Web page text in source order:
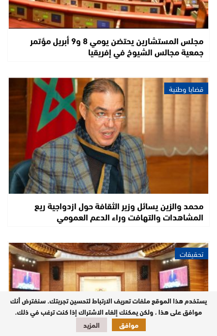
مجلس المستشارين يحتضن يومي 8 و9 أبريل مؤتمر
جمعية مجالس الشيوخ في إفريقيا
قضايا وطنية
محمد والزين يسائل وزير الثقافة حول ازدواجية ريع
المشاهدات والتهافت وراء الدعم العمومي
تحقيقات
يستخدم هذا الموقع ملفات تعريف الارتباط لتحسين تجربتك. سنفترض أنك
موافق على هذا ، ولكن يمكنك إلغاء الاشتراك إذا كنت ترغب في ذلك.
موافق
المزيد